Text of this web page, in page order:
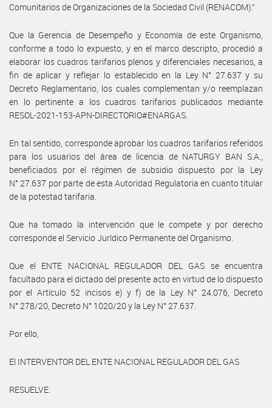
Comunitarios de Organizaciones de la Sociedad Civil (RENACOM).”
Que la Gerencia de Desempeño y Economía de este Organismo,
conforme a todo lo expuesto, y en el marco descripto, procedió a
elaborar los cuadros tarifarios plenos y diferenciales necesarios, a
fin de aplicar y reflejar lo establecido en la Ley N° 27.637 y su
Decreto Reglamentario, los cuales complementan y/o reemplazan
en lo pertinente a los cuadros tarifarios publicados mediante
RESOL-2021-153-APN-DIRECTORIO#ENARGAS.
En tal sentido, corresponde aprobar los cuadros tarifarios referidos
para los usuarios del área de licencia de NATURGY BAN S.A.,
beneficiados por el régimen de subsidio dispuesto por la Ley
N° 27.637 por parte de esta Autoridad Regulatoria en cuanto titular
de la potestad tarifaria.
Que ha tomado la intervención que le compete y por derecho
corresponde el Servicio Jurídico Permanente del Organismo.
Que el ENTE NACIONAL REGULADOR DEL GAS se encuentra
facultado para el dictado del presente acto en virtud de lo dispuesto
por el Artículo 52 incisos e) y f) de la Ley N° 24.076, Decreto
N° 278/20, Decreto N° 1020/20 y la Ley N° 27.637.
Por ello,
El INTERVENTOR DEL ENTE NACIONAL REGULADOR DEL GAS
RESUELVE: